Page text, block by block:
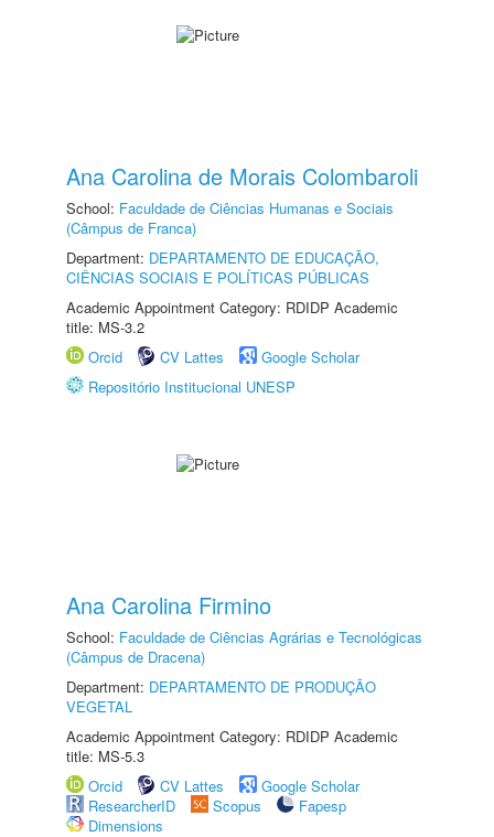
Ana Carolina de Morais Colombaroli
School: Faculdade de Ciências Humanas e Sociais
(Câmpus de Franca)
Department: DEPARTAMENTO DE EDUCAÇÃO,
CIÊNCIAS SOCIAIS E POLÍTICAS PÚBLICAS
Academic Appointment Category: RDIDP Academic
title: MS-3.2
Orcid
CV Lattes
Google Scholar
Repositório Institucional UNESP
Ana Carolina Firmino
School: Faculdade de Ciências Agrárias e Tecnológicas
(Câmpus de Dracena)
Department: DEPARTAMENTO DE PRODUÇÃO
VEGETAL
Academic Appointment Category: RDIDP Academic
title: MS-5.3
Orcid
CV Lattes
Google Scholar
ResearcherID
Scopus
Fapesp
Dimensions